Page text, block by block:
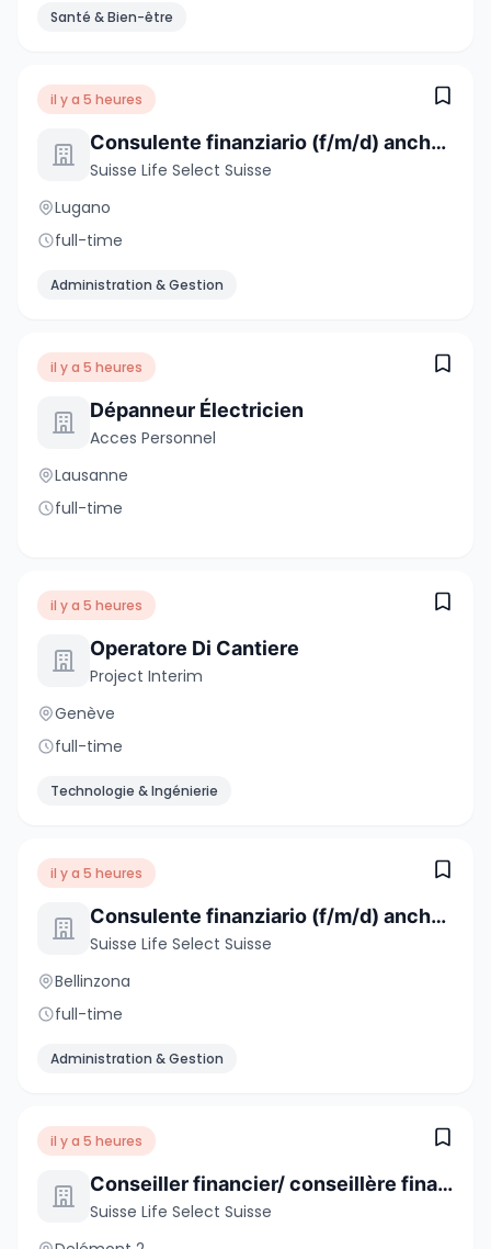
Santé & Bien-être
il y a 5 heures
Consulente finanziario (f/m/d) anche da altri settori
Suisse Life Select Suisse
Lugano
full-time
Administration & Gestion
il y a 5 heures
Dépanneur Électricien
Acces Personnel
Lausanne
full-time
il y a 5 heures
Operatore Di Cantiere
Project Interim
Genève
full-time
Technologie & Ingénierie
il y a 5 heures
Consulente finanziario (f/m/d) anche da altri settori
Suisse Life Select Suisse
Bellinzona
full-time
Administration & Gestion
il y a 5 heures
Conseiller financier/ conseillère financière venant d’un autre métier (f/h/d)
Suisse Life Select Suisse